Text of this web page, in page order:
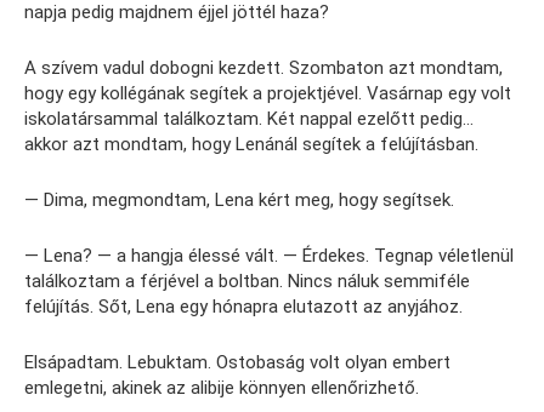
napja pedig majdnem éjjel jöttél haza?
A szívem vadul dobogni kezdett. Szombaton azt mondtam,
hogy egy kollégának segítek a projektjével. Vasárnap egy volt
iskolatársammal találkoztam. Két nappal ezelőtt pedig…
akkor azt mondtam, hogy Lenánál segítek a felújításban.
— Dima, megmondtam, Lena kért meg, hogy segítsek.
— Lena? — a hangja élessé vált. — Érdekes. Tegnap véletlenül
találkoztam a férjével a boltban. Nincs náluk semmiféle
felújítás. Sőt, Lena egy hónapra elutazott az anyjához.
Elsápadtam. Lebuktam. Ostobaság volt olyan embert
emlegetni, akinek az alibije könnyen ellenőrizhető.